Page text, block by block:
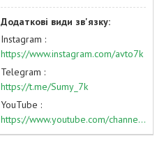
Instagram
https://www.instagram.com/avto7k
Telegram
https://t.me/Sumy_7k
YouTube
https://www.youtube.com/channel/UC574nvqqf5H_LzT4Va_GpQg?view_as=subscriber